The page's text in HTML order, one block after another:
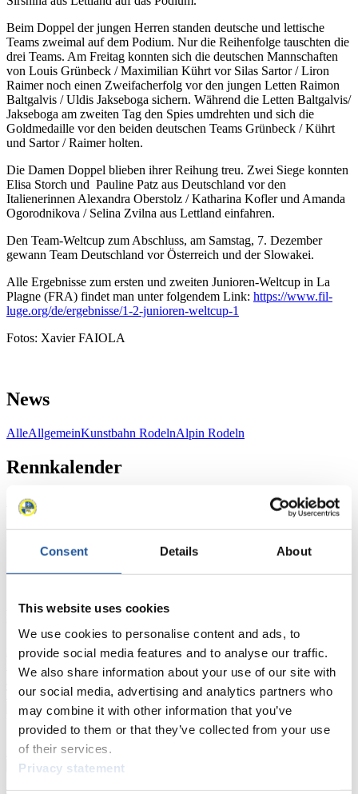
Consent Details About
This website uses cookies
We use cookies to personalise content and ads, to
provide social media features and to analyse our traffic.
We also share information about your use of our site with
our social media, advertising and analytics partners who
may combine it with other information that you’ve
provided to them or that they’ve collected from your use
of their services.
Privacy statement
Beim Doppel der jungen Herren standen deutsche und lettische
Teams zweimal auf dem Podium. Nur die Reihenfolge tauschten die
drei Teams. Am Freitag konnten sich die deutschen Mannschaften
von Louis Grünbeck / Maximilian Kührt vor Silas Sartor / Liron
Raimer noch einen Zweifacherfolg vor den jungen Letten Raimon
Baltgalvis / Uldis Jakseboga sichern. Während die Letten Baltgalvis/
Jakseboga am zweiten Tag den Spies umdrehten und sich die
Goldmedaille vor den beiden deutschen Teams Grünbeck / Kührt
und Sartor / Raimer holten.
Die Damen Doppel blieben ihrer Reihung treu. Zwei Siege konnten
Elisa Storch und Pauline Patz aus Deutschland vor den
Italienerinnen Alexandra Oberstolz / Katharina Kofler und Amanda
Ogorodnikova / Selina Zvilna aus Lettland einfahren.
Den Team-Weltcup zum Abschluss, am Samstag, 7. Dezember
gewann Team Deutschland vor Österreich und der Slowakei.
Alle Ergebnisse zum ersten und zweiten Junioren-Weltcup in La
Plagne (FRA) findet man unter folgendem Link: https://www.fil-
luge.org/de/ergebnisse/1-2-junioren-weltcup-1
Fotos: Xavier FAIOLA
News
AlleAllgemeinKunstbahn RodelnAlpin Rodeln
Rennkalender
Kunstbahn Rodeln Rennkalender als PDF
Ergebnisse
FIL LIVE TV
Live StreamingKunstbahnRodelnLive Streaming Alpin
Rodeln
Highlights YOG Gangwon 2024
Ergebnis-Live-Ticker Kunstbahn
Tippspiel
Naturbahn
Zielgruppen Anzeigen